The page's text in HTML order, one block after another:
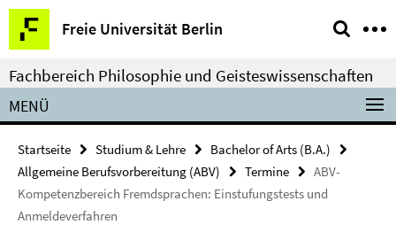
Springe
direkt
zu
Inhalt
Freie Universität Berlin
Service-
Navigation
Fachbereich Philosophie und Geisteswissenschaften
MENÜ
Startseite Studium & Lehre
Bachelor of Arts (B.A.)
Allgemeine Berufsvorbereitung (ABV)
Termine
ABV-
Kompetenzbereich Fremdsprachen: Einstufungstests und
Anmeldeverfahren